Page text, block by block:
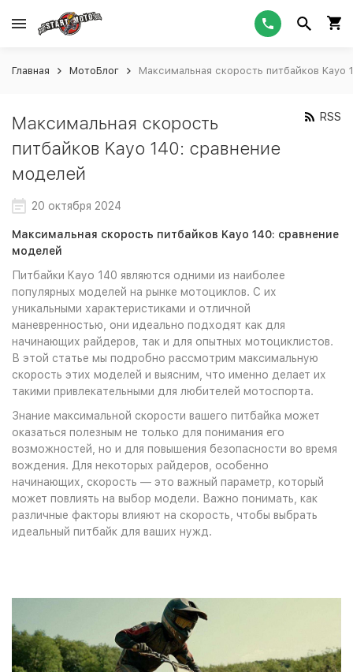
Главная МотоБлог Максимальная скорость питбайков
Максимальная скорость
питбайков Kayo 140: сравнение
моделей
RSS
20 октября 2024
Максимальная скорость питбайков Kayo 140: сравнение
моделей
Питбайки Kayo 140 являются одними из наиболее
популярных моделей на рынке мотоциклов. С их
уникальными характеристиками и отличной
маневренностью, они идеально подходят как для
начинающих райдеров, так и для опытных мотоциклистов.
В этой статье мы подробно рассмотрим максимальную
скорость этих моделей и выясним, что именно делает их
такими привлекательными для любителей мотоспорта.
Знание максимальной скорости вашего питбайка может
оказаться полезным не только для понимания его
возможностей, но и для повышения безопасности во время
вождения. Для некоторых райдеров, особенно
начинающих, скорость — это важный параметр, который
может повлиять на выбор модели. Важно понимать, как
различные факторы влияют на скорость, чтобы выбрать
идеальный питбайк для ваших нужд.